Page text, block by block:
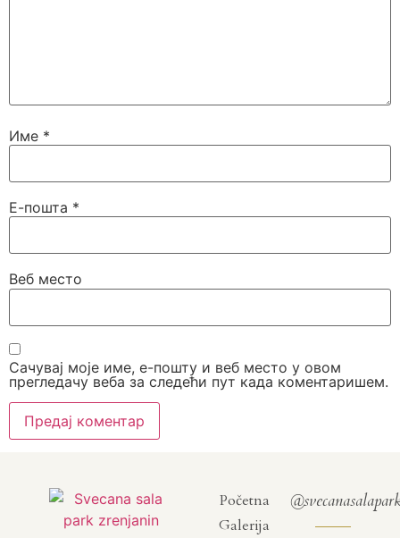
Име *
Е-пошта *
Веб место
Сачувај моје име, е-пошту и веб место у овом
прегледачу веба за следећи пут када коментаришем.
Početna
Galerija